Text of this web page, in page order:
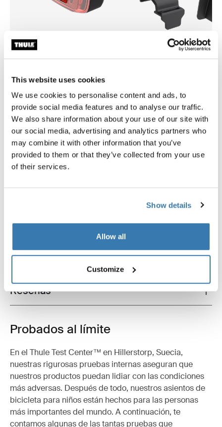
This website uses cookies
We use cookies to personalise content and ads, to
provide social media features and to analyse our traffic.
We also share information about your use of our site with
our social media, advertising and analytics partners who
may combine it with other information that you’ve
provided to them or that they’ve collected from your use
of their services.
Show details
Allow all
Customize
Luz trasera
$59.95
retrovisores Varia
$29.95
Toggle techspec
Especificaciones técnicas
Toggle overview
Reseñas
Probados al límite
En el Thule Test Center™ en Hillerstorp, Suecia,
nuestras rigurosas pruebas internas aseguran que
nuestros productos puedan lidiar con las condiciones
más adversas. Después de todo, nuestros asientos de
bicicleta para niños están hechos para las personas
más importantes del mundo. A continuación, te
contamos algunas de las tantas pruebas que